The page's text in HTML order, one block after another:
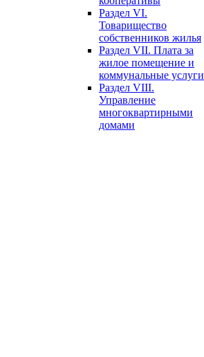
Раздел VI.
Товарищество
собственников жилья
Раздел VII. Плата за
жилое помещение и
коммунальные услуги
Раздел VIII.
Управление
многоквартирными
домами